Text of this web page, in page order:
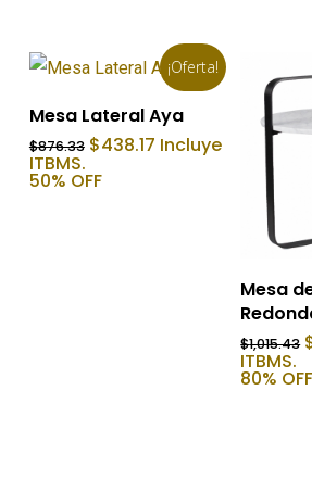
¡Oferta!
Añadir Al Carrito
Mesa Lateral Aya
$876.33 El
original
$438.17El
precio
Incluye
ITBMS.
50% OFF
Mesa
$1,015.43
ITBMS.
80% OFF